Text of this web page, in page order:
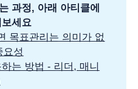
과정, 아래 아티클에
세요
목표관리는 의미가 없
요성
는 방법 - 리더, 매니